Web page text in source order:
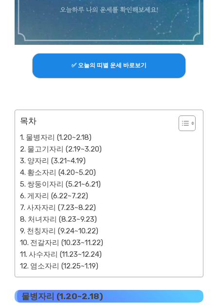
✅ 오늘의 띠별 운세 바로보기
목차
물병자리 (1.20~2.18)
물고기자리 (2.19~3.20)
양자리 (3.21~4.19)
황소자리 (4.20~5.20)
쌍둥이자리 (5.21~6.21)
게자리 (6.22~7.22)
사자자리 (7.23~8.22)
처녀자리 (8.23~9.23)
천칭자리 (9.24~10.22)
전갈자리 (10.23~11.22)
사수자리 (11.23~12.24)
염소자리 (12.25~1.19)
물병자리 (1.20~2.18)